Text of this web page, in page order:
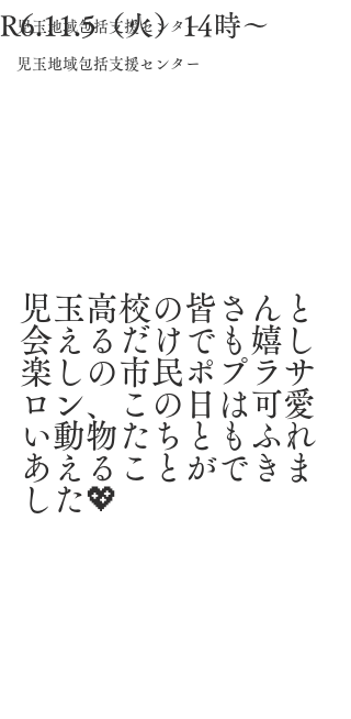
児玉地域包括支援センター
児玉地域包括支援センター
R6.11.5（火）14時～
児玉高校の皆さんと
会えるだけでも嬉し
楽しの市民ポプラサ
ロン、この日は可愛
い動物たちともふれ
あえることができま
した💖